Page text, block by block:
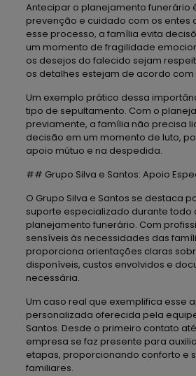
Antecipar o planejamento funerário
prevenção e cuidado com os entes
esse processo, a família evita
um momento de fragilidade
os desejos do falecido sejam
os detalhes estejam de acordo
Um exemplo prático dessa
tipo de sepultamento. Com o
previamente, a família não precisa
decisão em um momento de luto,
apoio mútuo e na despedida.
## Grupo Silva e Santos: Apoio
O Grupo Silva e Santos se destaca
suporte especializado durante todo
planejamento funerário. Com
sensíveis às necessidades das
proporciona orientações claras
disponíveis, custos envolvidos e
necessária.
Um caso real que exemplifica esse
personalizada oferecida pela
Santos. Desde o primeiro contato
empresa se faz presente para
etapas, proporcionando conforto e
familiares.